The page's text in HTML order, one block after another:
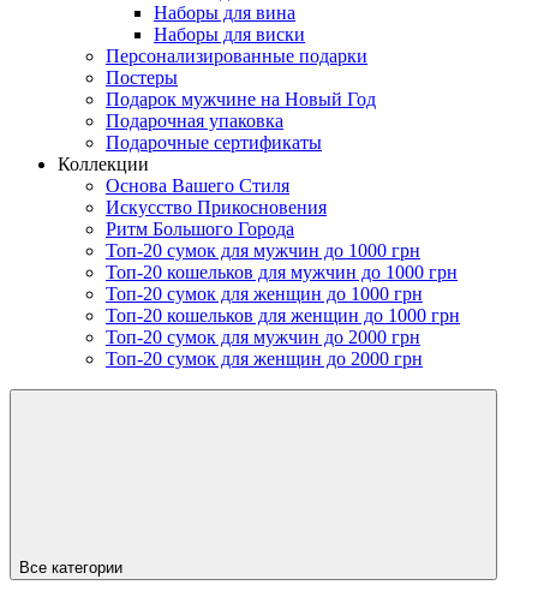
Наборы для вина
Наборы для виски
Персонализированные подарки
Постеры
Подарок мужчине на Новый Год
Подарочная упаковка
Подарочные сертификаты
Коллекции
Основа Вашего Стиля
Искусство Прикосновения
Ритм Большого Города
Топ-20 сумок для мужчин до 1000 грн
Топ-20 кошельков для мужчин до 1000 грн
Топ-20 сумок для женщин до 1000 грн
Топ-20 кошельков для женщин до 1000 грн
Топ-20 сумок для мужчин до 2000 грн
Топ-20 сумок для женщин до 2000 грн
Все категории